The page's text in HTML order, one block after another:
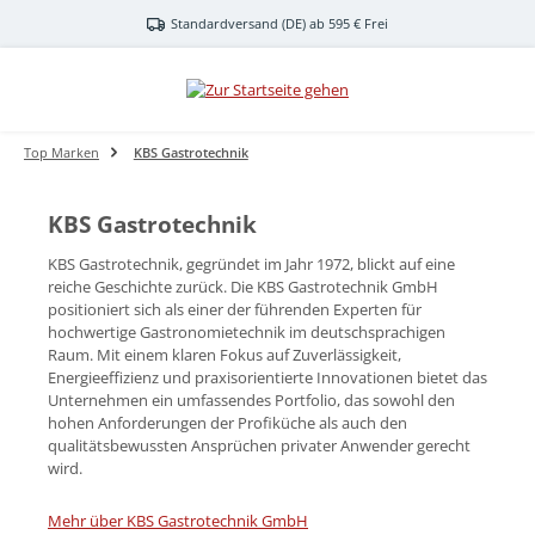
Zum Hauptinhalt springenStandardversand (DE) ab 595 € Frei
Top Marken KBS Gastrotechnik
KBS Gastrotechnik
KBS Gastrotechnik, gegründet im Jahr 1972, blickt auf eine
reiche Geschichte zurück. Die KBS Gastrotechnik GmbH
positioniert sich als einer der führenden Experten für
hochwertige Gastronomietechnik im deutschsprachigen
Raum. Mit einem klaren Fokus auf Zuverlässigkeit,
Energieeffizienz und praxisorientierte Innovationen bietet das
Unternehmen ein umfassendes Portfolio, das sowohl den
hohen Anforderungen der Profiküche als auch den
qualitätsbewussten Ansprüchen privater Anwender gerecht
wird.
Mehr über KBS Gastrotechnik GmbH